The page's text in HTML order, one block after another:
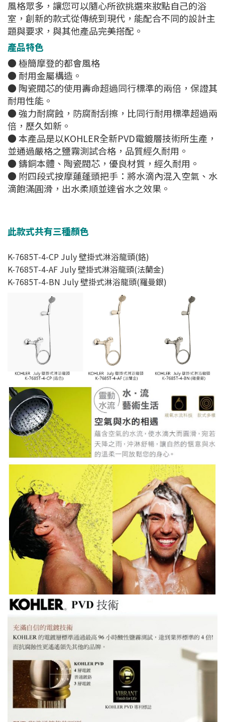
風格眾多，讓您可以隨心所欲挑選來妝點自己的浴
室，創新的款式從傳統到現代，能配合不同的設計主
題與要求，與其他產品完美搭配。
產品特色
● 極簡摩登的都會風格
● 耐用金屬構造。
● 陶瓷閥芯的使用壽命超過同行標準的兩倍，保證其
耐用性能。
● 強力耐腐蝕，防腐耐刮擦，比同行耐用標準超過兩
倍，歷久如新。
● 本產品是以KOHLER全新PVD電鍍層技術所生產，
並通過嚴格之鹽霧測試合格，品質經久耐用。
● 鑄銅本體、陶瓷閥芯，優良材質，經久耐用。
● 附四段式按摩蓮蓬頭把手：將水滴內混入空氣、水
滴飽滿圓滑，出水柔順並達省水之效果。
此款式共有三種顏色
K-7685T-4-CP July 壁掛式淋浴龍頭(鉻)
K-7685T-4-AF July 壁掛式淋浴龍頭(法蘭金)
K-7685T-4-BN July 壁掛式淋浴龍頭(羅曼銀)